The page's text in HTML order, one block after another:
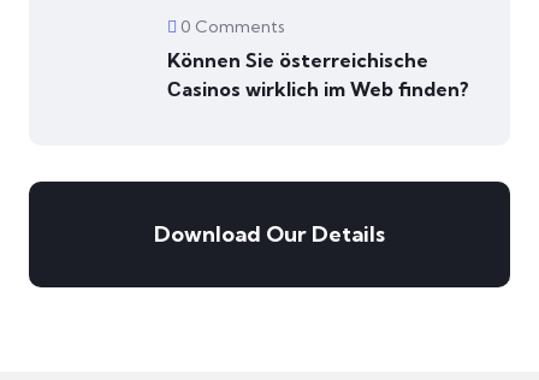
0 Comments
Können Sie österreichische
Сasinos wirklich im Web finden?
Download Our Details